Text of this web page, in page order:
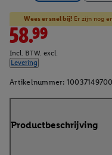
Wees er snel bij! Er zijn nog
58.99
Incl. BTW. excl.
Levering
Artikelnummer:
Productbeschrijving